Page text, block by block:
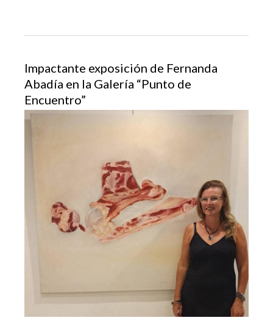
Impactante exposición de Fernanda
Abadía en la Galería “Punto de
Encuentro”